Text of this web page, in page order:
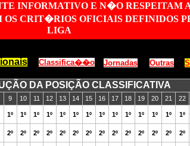
INFORMATIVO E N�O RESPEITAM
OS CRIT�RIOS OFICIAIS DEFINIDOS
LIGA
Classifica��o Jornadas Outras